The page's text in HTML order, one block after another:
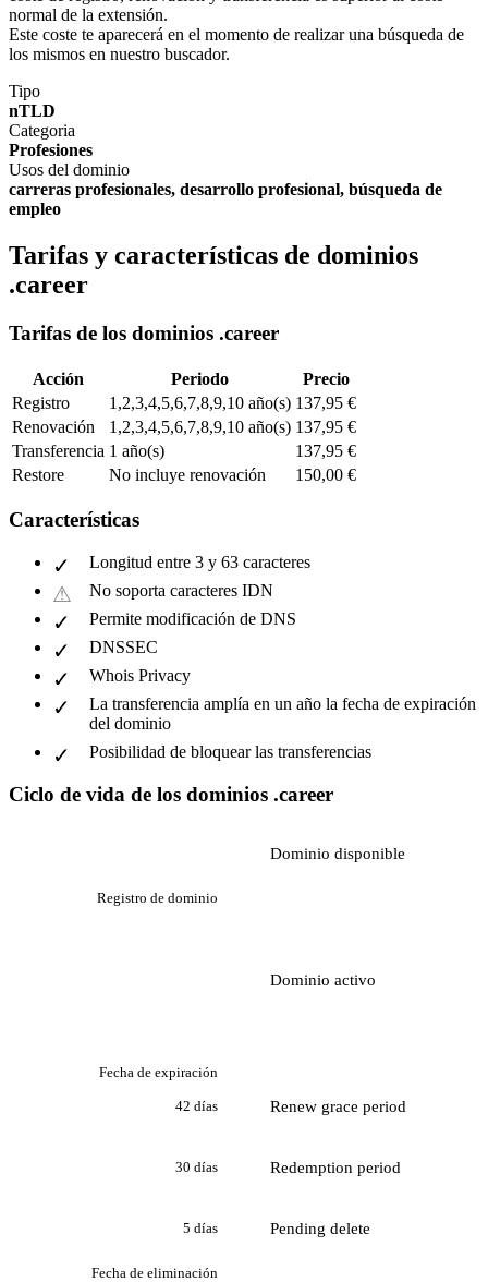
normal de la extensión.
Este coste te aparecerá en el momento de realizar una búsqueda de
los mismos en nuestro buscador.
Tipo
nTLD
Categoria
Profesiones
Usos del dominio
carreras profesionales, desarrollo profesional, búsqueda de
empleo
Tarifas y características de dominios
.career
Tarifas de los dominios .career
Acción Periodo
Precio
Registro
1,2,3,4,5,6,7,8,9,10 año(s) 137,95 €
Renovación
1,2,3,4,5,6,7,8,9,10 año(s) 137,95 €
Transferencia 1 año(s)
137,95 €
Restore
No incluye renovación 150,00 €
Características
Longitud entre 3 y 63 caracteres
No soporta caracteres IDN
Permite modificación de DNS
DNSSEC
Whois Privacy
La transferencia amplía en un año la fecha de expiración
del dominio
Posibilidad de bloquear las transferencias
Ciclo de vida de los dominios .career
Dominio disponible
Registro de dominio
Dominio activo
Fecha de expiración
42 días Renew grace period
30 días Redemption period
5 días Pending delete
Fecha de eliminación